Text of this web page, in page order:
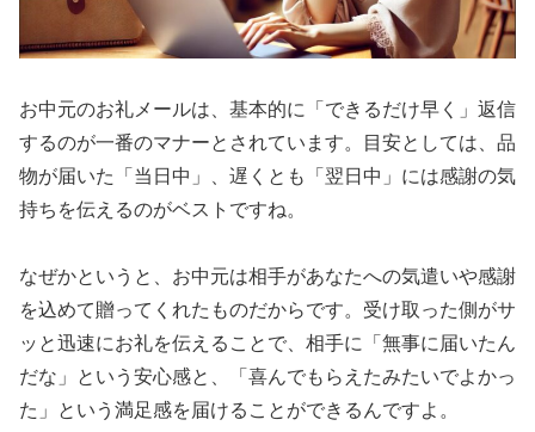
お中元のお礼メールは、基本的に「できるだけ早く」返信
するのが一番のマナーとされています。目安としては、品
物が届いた「当日中」、遅くとも「翌日中」には感謝の気
持ちを伝えるのがベストですね。
なぜかというと、お中元は相手があなたへの気遣いや感謝
を込めて贈ってくれたものだからです。受け取った側がサ
ッと迅速にお礼を伝えることで、相手に「無事に届いたん
だな」という安心感と、「喜んでもらえたみたいでよかっ
た」という満足感を届けることができるんですよ。